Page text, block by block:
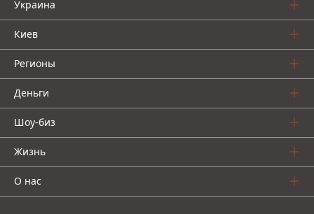
Украина
Киев
Регионы
Деньги
Шоу-биз
Жизнь
О нас